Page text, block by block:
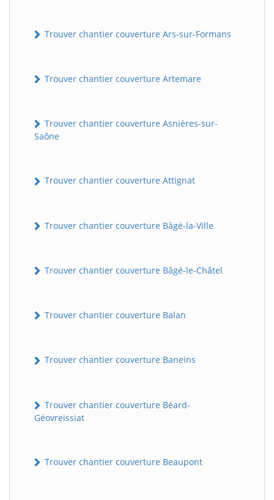
Trouver chantier couverture Ars-sur-Formans
Trouver chantier couverture Artemare
Trouver chantier couverture Asnières-sur-
Saône
Trouver chantier couverture Attignat
Trouver chantier couverture Bâgé-la-Ville
Trouver chantier couverture Bâgé-le-Châtel
Trouver chantier couverture Balan
Trouver chantier couverture Baneins
Trouver chantier couverture Béard-
Géovreissiat
Trouver chantier couverture Beaupont